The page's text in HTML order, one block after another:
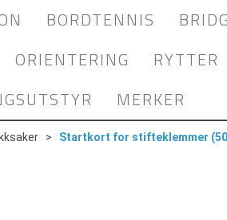
BORDTENNIS
ORIENTERING RYTTER
MERKER
> Startkort for stifteklemmer